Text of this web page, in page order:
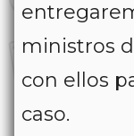
ministros
con ellos
caso.